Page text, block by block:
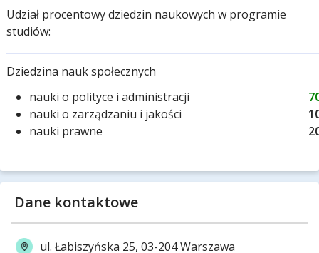
Udział procentowy dziedzin naukowych w programie
studiów:
Dziedzina nauk społecznych
nauki o polityce i administracji
nauki o zarządzaniu i jakości
nauki prawne
Dane kontaktowe
ul. Łabiszyńska 25, 03-204 Warszawa